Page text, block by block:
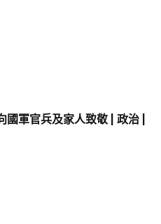
軍官兵及家人致敬 | 政治 |